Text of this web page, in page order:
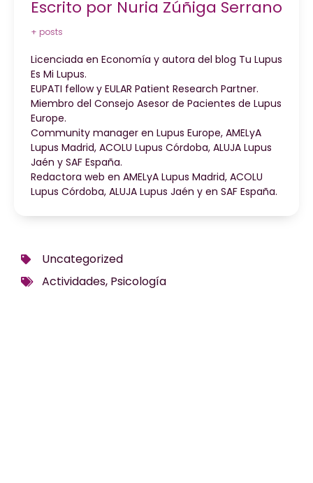
Escrito por Nuria Zúñiga Serrano
+ posts
Licenciada en Economía y autora del blog Tu Lupus
Es Mi Lupus.
EUPATI fellow y EULAR Patient Research Partner.
Miembro del Consejo Asesor de Pacientes de Lupus
Europe.
Community manager en Lupus Europe, AMELyA
Lupus Madrid, ACOLU Lupus Córdoba, ALUJA Lupus
Jaén y SAF España.
Redactora web en AMELyA Lupus Madrid, ACOLU
Lupus Córdoba, ALUJA Lupus Jaén y en SAF España.
Uncategorized
Actividades, Psicología